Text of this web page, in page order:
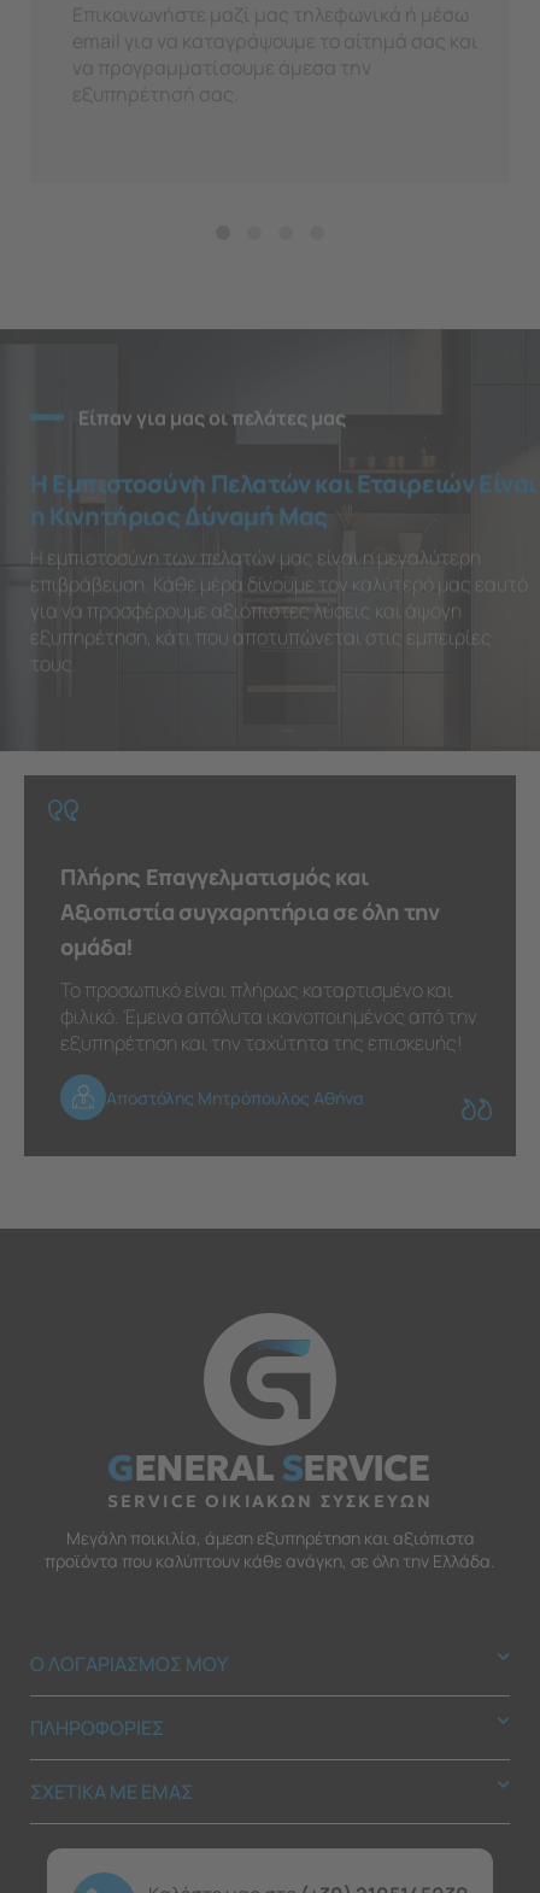
Επικοινωνήστε μαζί μας τηλεφωνικά ή μέσω
email για να καταγράψουμε το αίτημά σας και
να προγραμματίσουμε άμεσα την
εξυπηρέτησή σας.
Είπαν για μας οι πελάτες μας
Η Εμπιστοσύνη Πελατών και Εταιρειών Είναι
η Κινητήριος Δύναμή Μας
Η εμπιστοσύνη των πελατών μας είναι η μεγαλύτερη
επιβράβευση. Κάθε μέρα δίνουμε τον καλύτερό μας εαυτό
για να προσφέρουμε αξιόπιστες λύσεις και άψογη
εξυπηρέτηση, κάτι που αποτυπώνεται στις εμπειρίες
τους.
Πλήρης Επαγγελματισμός και
Αξιοπιστία συγχαρητήρια σε όλη την
ομάδα!
Το προσωπικό είναι πλήρως καταρτισμένο και
φιλικό. Έμεινα απόλυτα ικανοποιημένος από την
εξυπηρέτηση και την ταχύτητα της επισκευής!
Αποστόλης Μητρόπουλος Αθήνα
GENERALSERVICE
SERVICE ΟΙΚΙΑΚΩΝ ΣΥΣΚΕΥΩΝ
Μεγάλη ποικιλία, άμεση εξυπηρέτηση και αξιόπιστα
προϊόντα που καλύπτουν κάθε ανάγκη, σε όλη την Ελλάδα.
Ο ΛΟΓΑΡΙΑΣΜΟΣ ΜΟΥ
ΠΛΗΡΟΦΟΡΙΕΣ
ΣΧΕΤΙΚΑ ΜΕ ΕΜΑΣ